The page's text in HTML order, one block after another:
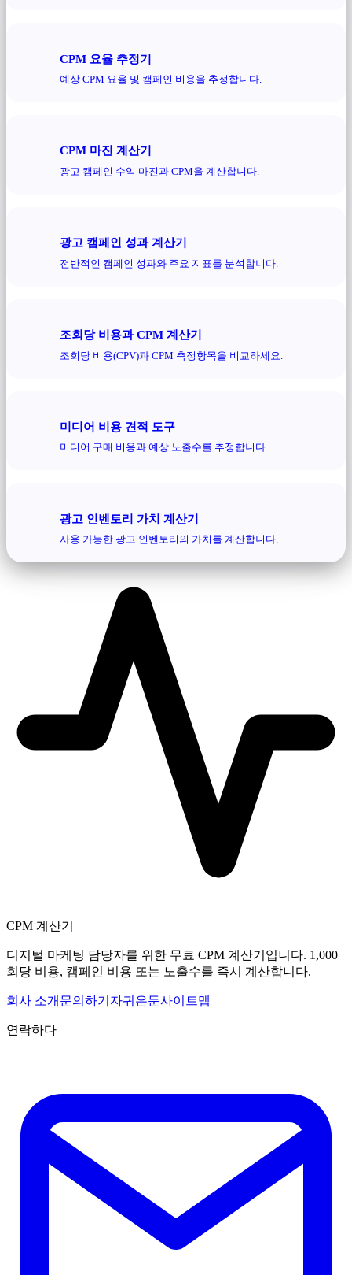
CPM 요율 추정기
예상 CPM 요율 및 캠페인 비용을 추정합니다.
CPM 마진 계산기
광고 캠페인 수익 마진과 CPM을 계산합니다.
광고 캠페인 성과 계산기
전반적인 캠페인 성과와 주요 지표를 분석합니다.
조회당 비용과 CPM 계산기
조회당 비용(CPV)과 CPM 측정항목을 비교하세요.
미디어 비용 견적 도구
미디어 구매 비용과 예상 노출수를 추정합니다.
광고 인벤토리 가치 계산기
사용 가능한 광고 인벤토리의 가치를 계산합니다.
CPM 계산기
디지털 마케팅 담당자를 위한 무료 CPM 계산기입니다. 1,000
회당 비용, 캠페인 비용 또는 노출수를 즉시 계산합니다.
회사 소개 문의하기 자귀 은둔사이트맵
연락하다